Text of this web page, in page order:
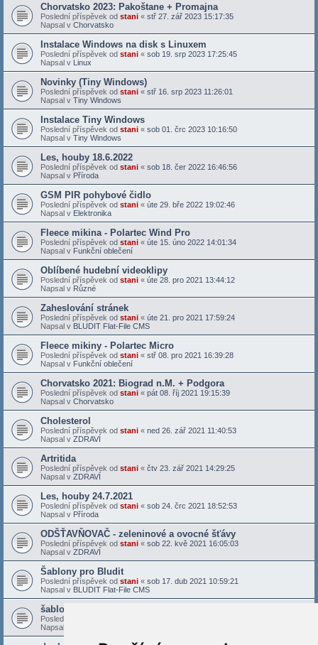
Chorvatsko 2023: Pakoštane + Promajna
Poslední příspěvek od stani « stř 27. zář 2023 15:17:35
Napsal v Chorvatsko
Instalace Windows na disk s Linuxem
Poslední příspěvek od stani « sob 19. srp 2023 17:25:45
Napsal v Linux
Novinky (Tiny Windows)
Poslední příspěvek od stani « stř 16. srp 2023 11:26:01
Napsal v Tiny Windows
Instalace Tiny Windows
Poslední příspěvek od stani « sob 01. črc 2023 10:16:50
Napsal v Tiny Windows
Les, houby 18.6.2022
Poslední příspěvek od stani « sob 18. čer 2022 16:46:56
Napsal v Příroda
GSM PIR pohybové čidlo
Poslední příspěvek od stani « úte 29. bře 2022 19:02:46
Napsal v Elektronika
Fleece mikina - Polartec Wind Pro
Poslední příspěvek od stani « úte 15. úno 2022 14:01:34
Napsal v Funkční oblečení
Oblíbené hudební videoklipy
Poslední příspěvek od stani « úte 28. pro 2021 13:44:12
Napsal v Různé
Zaheslování stránek
Poslední příspěvek od stani « úte 21. pro 2021 17:59:24
Napsal v BLUDIT Flat-File CMS
Fleece mikiny - Polartec Micro
Poslední příspěvek od stani « stř 08. pro 2021 16:39:28
Napsal v Funkční oblečení
Chorvatsko 2021: Biograd n.M. + Podgora
Poslední příspěvek od stani « pát 08. říj 2021 19:15:39
Napsal v Chorvatsko
Cholesterol
Poslední příspěvek od stani « ned 26. zář 2021 11:40:53
Napsal v ZDRAVÍ
Artritida
Poslední příspěvek od stani « čtv 23. zář 2021 14:29:25
Napsal v ZDRAVÍ
Les, houby 24.7.2021
Poslední příspěvek od stani « sob 24. črc 2021 18:52:53
Napsal v Příroda
ODŠŤAVŇOVAČ - zeleninové a ovocné šťávy
Poslední příspěvek od stani « sob 22. kvě 2021 16:05:03
Napsal v ZDRAVÍ
Šablony pro Bludit
Poslední příspěvek od stani « sob 17. dub 2021 10:59:21
Napsal v BLUDIT Flat-File CMS
šablona Bludit - Docs X
Poslední příspěvek od
Napsal v